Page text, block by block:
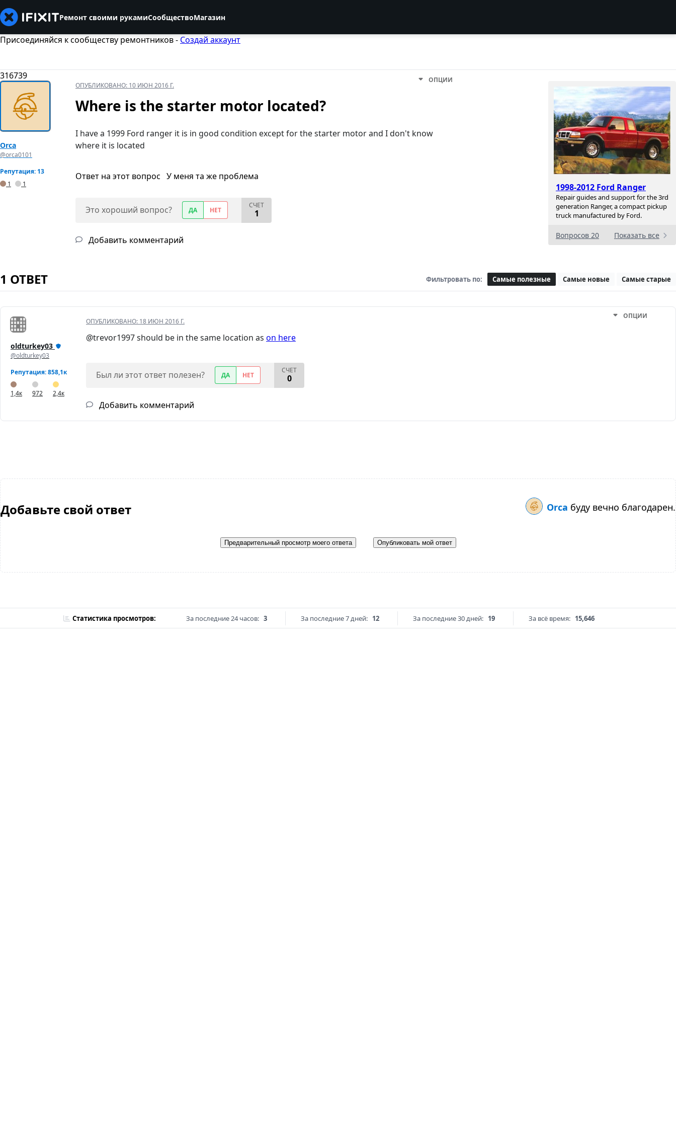
Ремонт своими рукамиСообществоМагазин
Присоединяйся к сообществу ремонтников - Создай аккаунт
316739
1998-2012 Ford Ranger
Repair guides and support for the 3rd
generation Ranger, a compact pickup
truck manufactured by Ford.
Вопросов 20 Показать все
Orca
@orca0101
Репутация: 13
1
1
ОПУБЛИКОВАНО: 10 ИЮН 2016 Г.
ОПЦИИ
Where is the starter motor located?
I have a 1999 Ford ranger it is in good condition except for the starter motor and I don't know
where it is located
Ответ на этот вопрос У меня та же проблема
Это хороший вопрос? ДА НЕТ
СЧЕТ
1
Добавить комментарий
1 ОТВЕТ Фильтровать по: Самые полезные Самые новые Самые старые
oldturkey03
@oldturkey03
Репутация: 858,1к
1,4к 972 2,4к
ОПУБЛИКОВАНО: 18 ИЮН 2016 Г.
ОПЦИИ
@trevor1997 should be in the same location as on here
Был ли этот ответ полезен? ДА НЕТ
СЧЕТ
0
Добавить комментарий
Добавьте свой ответ Orca буду вечно благодарен.
Предварительный просмотр моего ответа Опубликовать мой ответ
Статистика просмотров: За последние 24 часов: 3 За последние 7 дней: 12 За последние 30 дней: 19 За всё время: 15,646